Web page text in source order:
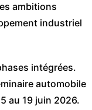
ambitions
industriel
intégrées.
automobile
au 19 juin 2026.